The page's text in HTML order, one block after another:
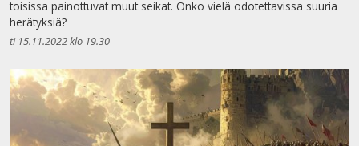
toisissa painottuvat muut seikat. Onko vielä odotettavissa suuria
herätyksiä?
ti 15.11.2022 klo 19.30